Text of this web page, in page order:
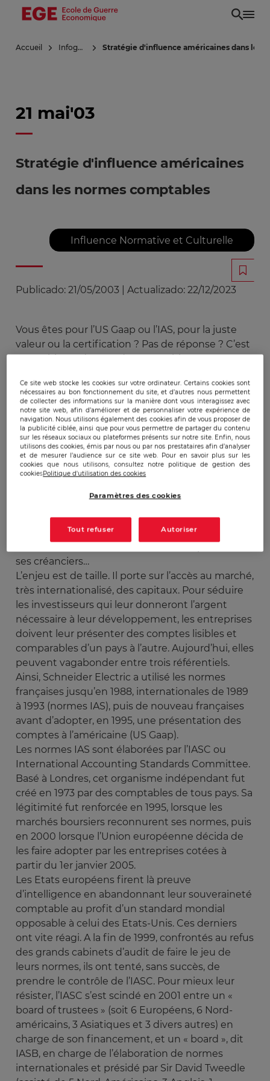
Aller
principal
Accueil Infoguerre Stratégie d'influence américaines dans les
21 mai'03
Stratégie d'influence américaines
dans les normes comptables
Influence Normative et Culturelle
Publicado: 21/05/2003 Actualizado: 22/12/2023
Vous êtes pour l’US Gaap ou l’IAS, pour la juste
valeur ou la certification ? Pas de réponse ? C’est
dommage aussi: avant d’être affaire de
spécialistes, la comptabilité reflète les
conceptions économiques d’un peuple.
D’où la lutte acharnée entre les Etats-Unis et
l’Europe, favorable à l’émergence d’une
normalisation comptable internationale*.
Schématiquement, la comptabilité américaine
capacité à tenir ses engagements et à maintenir
son exploitation. D’un côté, prévaut le souci de
ses créanciers…
L’enjeu est de taille. Il porte sur l’accès au marché,
très internationalisé, des capitaux. Pour séduire
les investisseurs qui leur donneront l’argent
nécessaire à leur développement, les entreprises
doivent leur présenter des comptes lisibles et
comparables d’un pays à l’autre. Aujourd’hui, elles
peuvent vagabonder entre trois référentiels.
Ainsi, Schneider Electric a utilisé les normes
françaises jusqu’en 1988, internationales de 1989
à 1993 (normes IAS), puis de nouveau françaises
avant d’adopter, en 1995, une présentation des
comptes à l’américaine (US Gaap).
Les normes IAS sont élaborées par l’IASC ou
International Accounting Standards Committee.
Basé à Londres, cet organisme indépendant fut
créé en 1973 par des comptables de tous pays. Sa
légitimité fut renforcée en 1995, lorsque les
marchés boursiers reconnurent ses normes, puis
en 2000 lorsque l’Union européenne décida de
les faire adopter par les entreprises cotées à
partir du 1er janvier 2005.
Les Etats européens firent là preuve
d’intelligence en abandonnant leur souveraineté
comptable au profit d’un standard mondial
opposable à celui des Etats-Unis. Ces derniers
ont vite réagi. A la fin de 1999, confrontés au refus
des grands cabinets d’audit de faire le jeu de
leurs normes, ils ont tenté, sans succès, de
prendre le contrôle de l’IASC. Pour mieux leur
résister, l’IASC s’est scindé en 2001 entre un «
board of trustees » (soit 6 Européens, 6 Nord-
américains, 3 Asiatiques et 3 divers autres) en
charge de son financement, et un « board », dit
IASB, en charge de l’élaboration de normes
internationales et présidé par Sir David Tweedle
Ce site web stocke les cookies sur votre ordinateur. Certains cookies sont
nécessaires au bon fonctionnement du site, et d’autres nous permettent
de collecter des informations sur la manière dont vous interagissez avec
notre site web, afin d’améliorer et de personnaliser votre expérience de
navigation. Nous utilisons également des cookies afin de vous proposer de
la publicité ciblée, ainsi que pour vous permettre de partager du contenu
sur les réseaux sociaux ou plateformes présents sur notre site. Enfin, nous
utilisons des cookies, émis par nous ou par nos prestataires afin d’analyser
et de mesurer l’audience sur ce site web. Pour en savoir plus sur les
cookies que nous utilisons, consultez notre politique de gestion des
cookiesPolitique d'utilisation des cookies
Paramètres des cookies
Tout refuser Autoriser